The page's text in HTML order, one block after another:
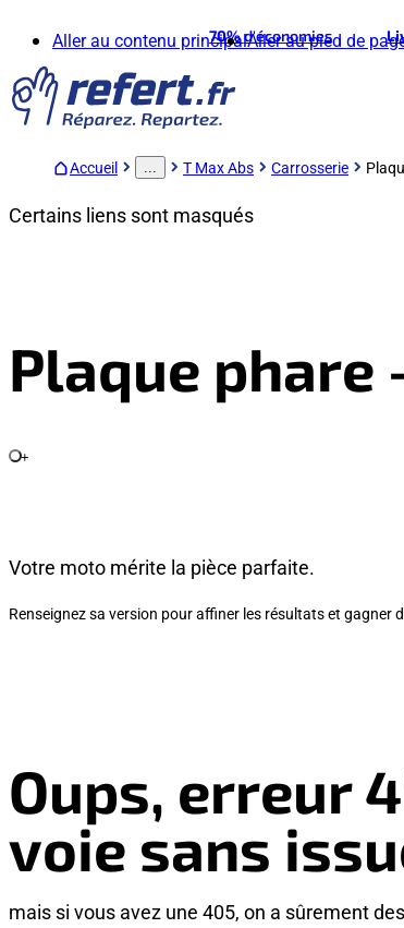
Aller au contenu principalAller au pied de
70%d'économies
Accueil ... T Max Abs Carrosserie
Certains liens sont masqués
Plaque phare
+
Votre moto mérite la pièce parfaite.
Renseignez sa version pour affiner les résultats et gagner
Oups, erreur
voie sans
mais si vous avez une 405, on a sûrement